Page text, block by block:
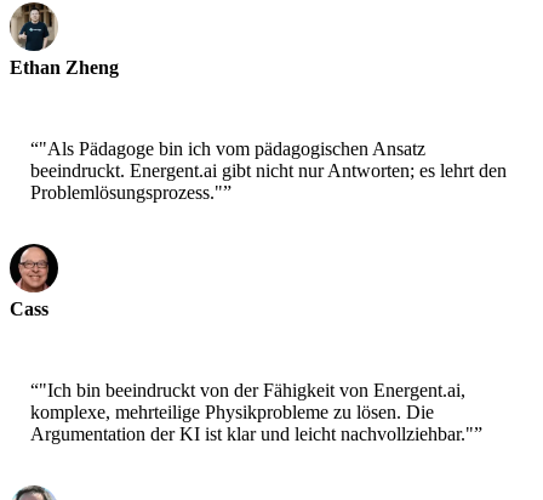
Ethan Zheng
“"Als Pädagoge bin ich vom pädagogischen Ansatz
beeindruckt. Energent.ai gibt nicht nur Antworten; es lehrt den
Problemlösungsprozess."”
Cass
“"Ich bin beeindruckt von der Fähigkeit von Energent.ai,
komplexe, mehrteilige Physikprobleme zu lösen. Die
Argumentation der KI ist klar und leicht nachvollziehbar."”